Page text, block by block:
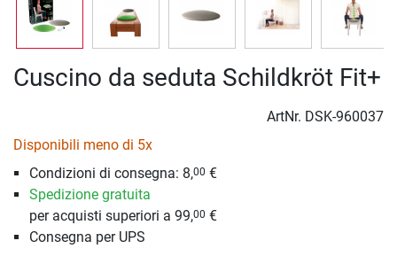
Cuscino da seduta Schildkröt Fit+
ArtNr. DSK-960037
Disponibili meno di 5x
Condizioni di consegna: 8,00 €
Spedizione gratuita
per acquisti superiori a 99,00 €
Consegna per UPS